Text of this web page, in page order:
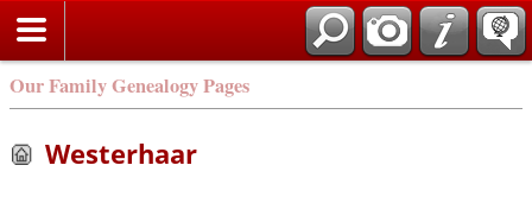
Our Family Genealogy Pages
Westerhaar